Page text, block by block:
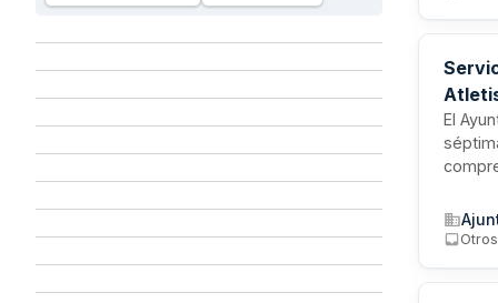
El
Otros